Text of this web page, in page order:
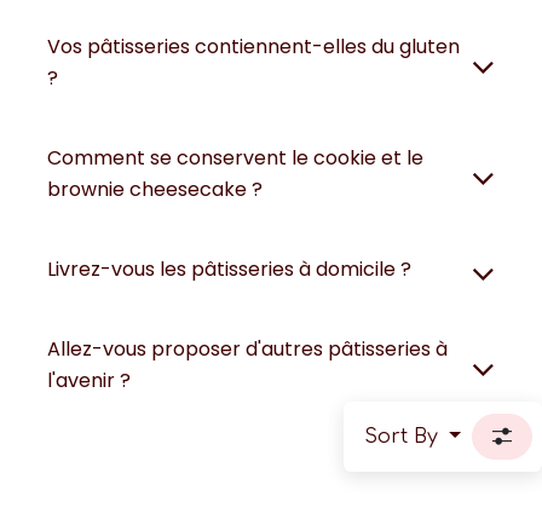
Vos pâtisseries contiennent-elles du gluten
?
Comment se conservent le cookie et le
brownie cheesecake ?
Livrez-vous les pâtisseries à domicile ?
Allez-vous proposer d'autres pâtisseries à
l'avenir ?
Sort By